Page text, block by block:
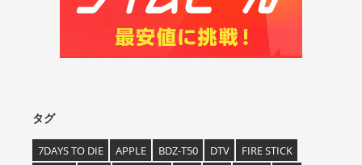
タグ
7DAYS TO DIE APPLE BDZ-T50 DTV
FIRE STICK